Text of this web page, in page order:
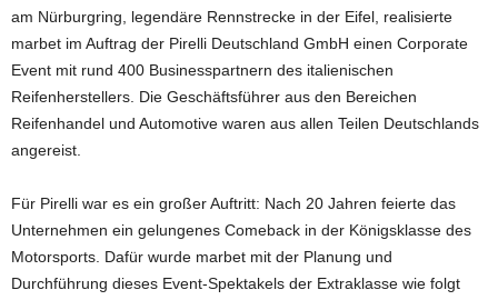
am Nürburgring, legendäre Rennstrecke in der Eifel, realisierte
marbet im Auftrag der Pirelli Deutschland GmbH einen Corporate
Event mit rund 400 Businesspartnern des italienischen
Reifenherstellers. Die Geschäftsführer aus den Bereichen
Reifenhandel und Automotive waren aus allen Teilen Deutschlands
angereist.
Für Pirelli war es ein großer Auftritt: Nach 20 Jahren feierte das
Unternehmen ein gelungenes Comeback in der Königsklasse des
Motorsports. Dafür wurde marbet mit der Planung und
Durchführung dieses Event-Spektakels der Extraklasse wie folgt